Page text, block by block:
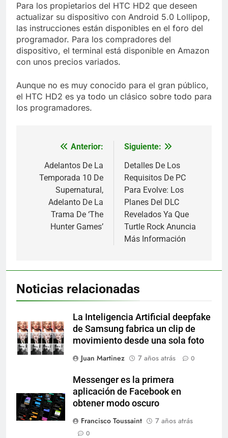
Para los propietarios del HTC HD2 que deseen
actualizar su dispositivo con Android 5.0 Lollipop,
las instrucciones están disponibles en el foro del
programador. Para los compradores del
dispositivo, el terminal está disponible en Amazon
con unos precios variados.
Aunque no es muy conocido para el gran público,
el HTC HD2 es ya todo un clásico sobre todo para
los programadores.
Navegación
entradas
Anterior:
Adelantos De La
Temporada 10 De
Supernatural,
Adelanto De La
Trama De ‘The
Hunter Games’
Siguiente:
Detalles De Los
Requisitos De PC
Para Evolve: Los
Planes Del DLC
Revelados Ya Que
Turtle Rock Anuncia
Más Información
Noticias relacionadas
La Inteligencia Artificial deepfake
de Samsung fabrica un clip de
movimiento desde una sola foto
Juan Martinez
7 años atrás 0
Messenger es la primera
aplicación de Facebook en
obtener modo oscuro
Francisco Toussaint
7 años atrás
0